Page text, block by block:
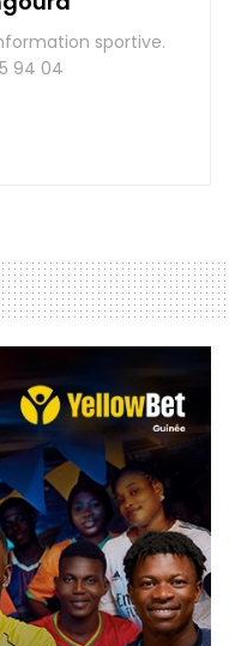
sportive.
94 04